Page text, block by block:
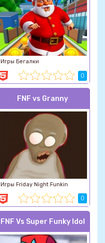
Игры Бегалки
0
FNF vs Granny
Игры Friday Night Funkin
0
FNF Vs Super Funky Idol